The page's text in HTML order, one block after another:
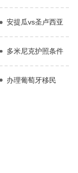
安提瓜vs圣卢西亚
多米尼克护照条件
办理葡萄牙移民